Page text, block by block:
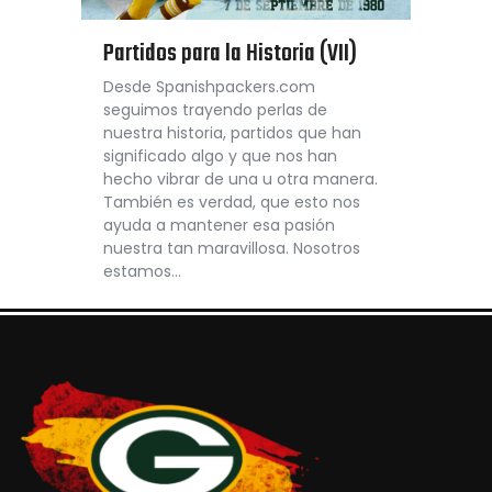
Partidos para la Historia (VII)
Desde Spanishpackers.com
seguimos trayendo perlas de
nuestra historia, partidos que han
significado algo y que nos han
hecho vibrar de una u otra manera.
También es verdad, que esto nos
ayuda a mantener esa pasión
nuestra tan maravillosa. Nosotros
estamos…